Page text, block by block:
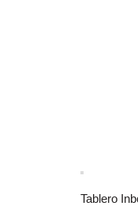
Tablero